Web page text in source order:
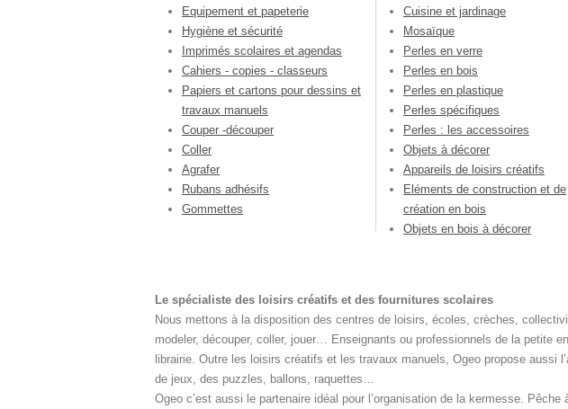
Equipement et papeterie
Hygiène et sécurité
Imprimés scolaires et agendas
Cahiers - copies - classeurs
Papiers et cartons pour dessins et
travaux manuels
Couper -découper
Coller
Agrafer
Rubans adhésifs
Gommettes
Cuisine et jardinage
Mosaïque
Perles en verre
Perles en bois
Perles en plastique
Perles spécifiques
Perles : les accessoires
Objets à décorer
Appareils de loisirs créatifs
Eléments de construction et de
création en bois
Objets en bois à décorer
Le spécialiste des loisirs créatifs et des fournitures scolaires
Nous mettons à la disposition des centres de loisirs, écoles, crèches,
modeler, découper, coller, jouer… Enseignants ou professionnels de la petite
librairie. Outre les loisirs créatifs et les travaux manuels, Ogeo propose aussi
de jeux, des puzzles, ballons, raquettes…
Ogeo c’est aussi le partenaire idéal pour l’organisation de la kermesse.